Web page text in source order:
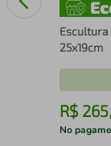
Escultura
25x19cm
R$ 265,
No